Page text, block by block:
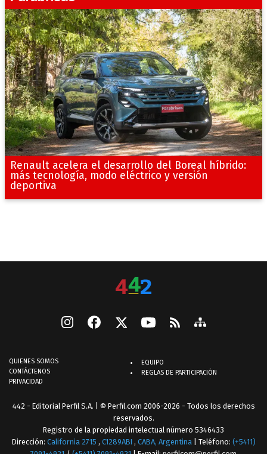
Renault acelera el desarrollo del Boreal híbrido:
más tecnología, modo eléctrico y versión
deportiva
QUIENES SOMOS
CONTÁCTENOS
PRIVACIDAD
EQUIPO
REGLAS DE PARTICIPACIÓN
442 - Editorial Perfil S.A. | © Perfil.com 2006-2026 - Todos los derechos
reservados.
Registro de la propiedad intelectual número 5346433
Dirección: California 2715 , C1289ABI , CABA, Argentina | Teléfono: (+5411)